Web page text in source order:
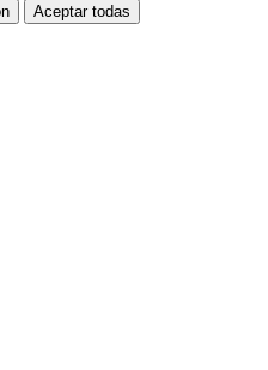
Aceptar todas